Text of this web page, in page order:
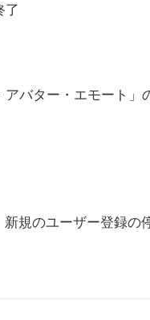
了
バター・エモート」
規のユーザー登録の